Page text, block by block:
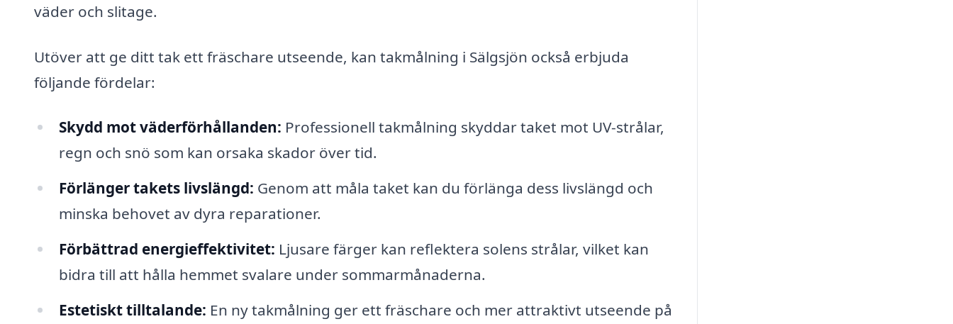
väder och slitage.
Utöver att ge ditt tak ett fräschare utseende, kan takmålning i Sälgsjön också erbjuda
följande fördelar:
Skydd mot väderförhållanden: Professionell takmålning skyddar taket mot UV-strålar,
regn och snö som kan orsaka skador över tid.
Förlänger takets livslängd: Genom att måla taket kan du förlänga dess livslängd och
minska behovet av dyra reparationer.
Förbättrad energieffektivitet: Ljusare färger kan reflektera solens strålar, vilket kan
bidra till att hålla hemmet svalare under sommarmånaderna.
Estetiskt tilltalande: En ny takmålning ger ett fräschare och mer attraktivt utseende på